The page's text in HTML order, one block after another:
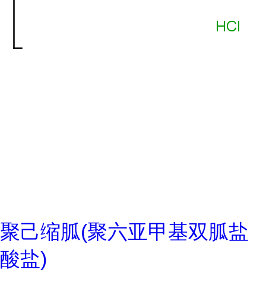
聚己缩胍(聚六亚甲基双胍盐
酸盐)